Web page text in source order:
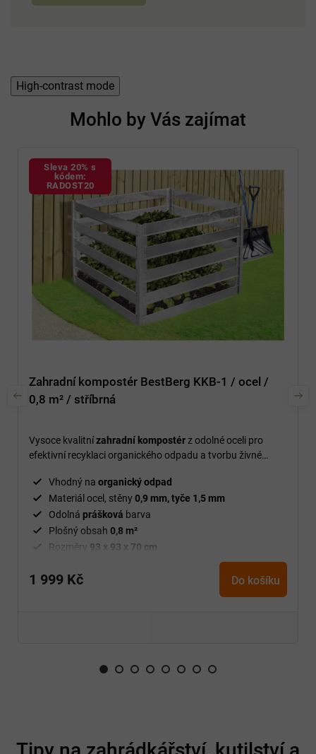
High-contrast mode
Mohlo by Vás zajímat
Sleva 20% s
kódem:
RADOST20
Zahradní kompostér BestBerg KKB-1 / ocel /
0,8 m² / stříbrná
Vysoce kvalitnízahradní kompostérz odolné oceli pro
efektivní recyklaci organického odpadu a tvorbu živné
Vhodný na organický odpad
Materiál ocel, stěny0,9 mm, tyče 1,5 mm
Odolná prášková barva
Plošný obsah 0,8 m²
Rozměry 93 x 93 x 70 cm
Odolnýa
1 999 Kč Do košíku